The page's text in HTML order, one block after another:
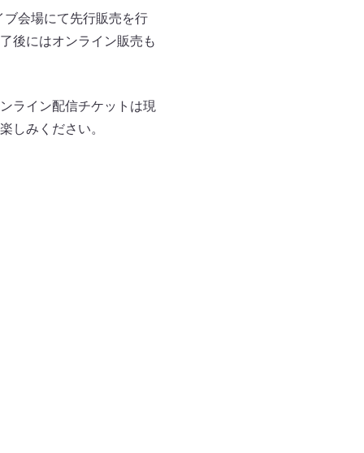
会場にて先行販売を行
後にはオンライン販売も
ライン配信チケットは現
しみください。